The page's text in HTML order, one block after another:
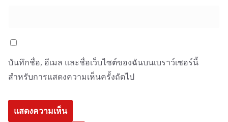
บันทึกชื่อ, อีเมล และชื่อเว็บไซต์ของฉันบนเบราว์เซอร์นี้
สำหรับการแสดงความเห็นครั้งถัดไป